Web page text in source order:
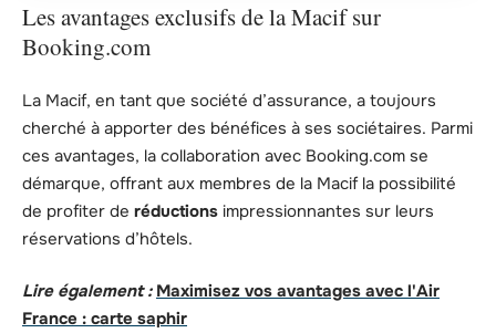
Les avantages exclusifs de la Macif sur
Booking.com
La Macif, en tant que société d’assurance, a toujours
cherché à apporter des bénéfices à ses sociétaires. Parmi
ces avantages, la collaboration avec Booking.com se
démarque, offrant aux membres de la Macif la possibilité
de profiter de réductions impressionnantes sur leurs
réservations d’hôtels.
Lire également : Maximisez vos avantages avec l'Air
France : carte saphir